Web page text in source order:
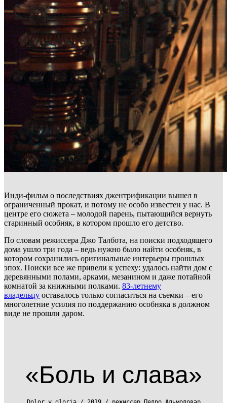
Инди-фильм о последствиях джентрификации вышел в
ограниченный прокат, и потому не особо известен у нас. В
центре его сюжета – молодой парень, пытающийся вернуть
старинный особняк, в котором прошло его детство.
По словам режиссера Джо Талбота, на поиски подходящего
дома ушло три года – ведь нужно было найти особняк, в
котором сохранились оригинальные интерьеры прошлых
эпох. Поиски все же привели к успеху: удалось найти дом с
деревянными полами, арками, мезанином и даже потайной
комнатой за книжными полками. 83-летнему
владельцу оставалось только согласиться на съемки – его
многолетние усилия по поддержанию особняка в должном
виде не прошли даром.
«Боль и слава»